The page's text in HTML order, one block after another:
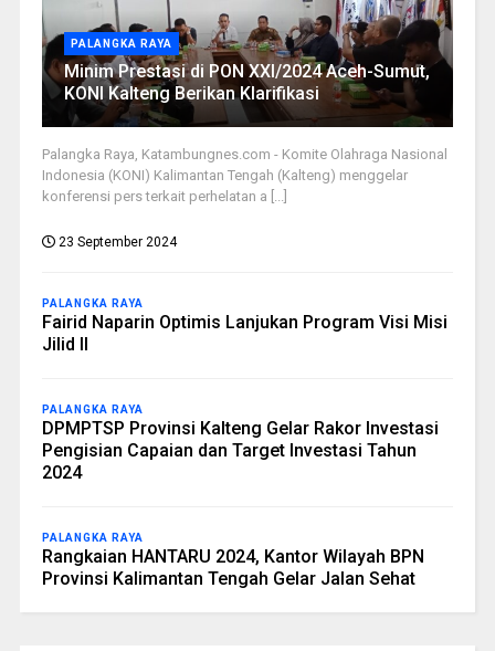
PALANGKA RAYA
Minim Prestasi di PON XXI/2024 Aceh-Sumut,
KONI Kalteng Berikan Klarifikasi
Palangka Raya, Katambungnes.com - Komite Olahraga Nasional
Indonesia (KONI) Kalimantan Tengah (Kalteng) menggelar
konferensi pers terkait perhelatan a [...]
23 September 2024
PALANGKA RAYA
Fairid Naparin Optimis Lanjukan Program Visi Misi
Jilid II
PALANGKA RAYA
DPMPTSP Provinsi Kalteng Gelar Rakor Investasi
Pengisian Capaian dan Target Investasi Tahun
2024
PALANGKA RAYA
Rangkaian HANTARU 2024, Kantor Wilayah BPN
Provinsi Kalimantan Tengah Gelar Jalan Sehat